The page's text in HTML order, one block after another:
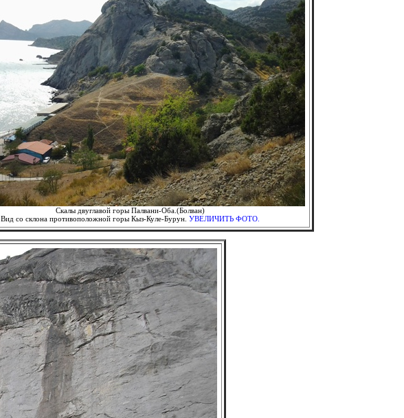
Скалы двуглавой горы Палвани-Оба.(Болван)
Вид со склона противоположной горы Кыз-Куле-Бурун. УВЕЛИЧИТЬ ФОТО.